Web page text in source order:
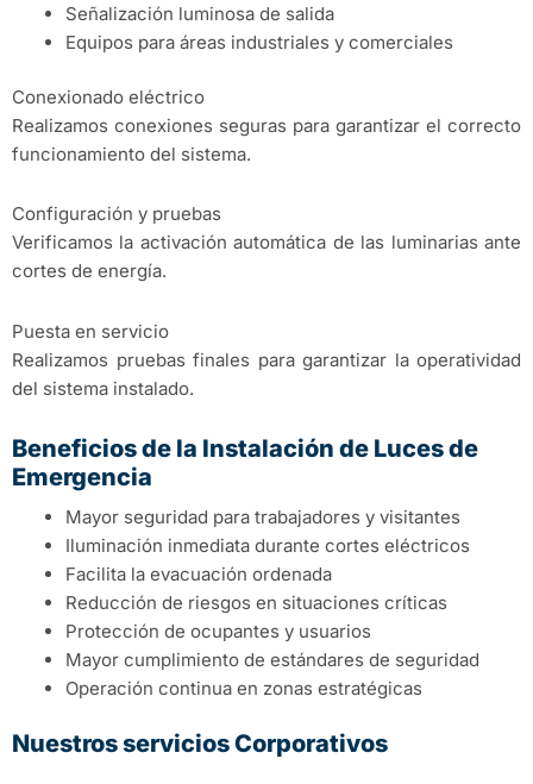
Señalización luminosa de salida
Equipos para áreas industriales y comerciales
Conexionado eléctrico
Realizamos conexiones seguras para garantizar el correcto
funcionamiento del sistema.
Configuración y pruebas
Verificamos la activación automática de las luminarias ante
cortes de energía.
Puesta en servicio
Realizamos pruebas finales para garantizar la operatividad
del sistema instalado.
Beneficios de la Instalación de Luces de
Emergencia
Mayor seguridad para trabajadores y visitantes
Iluminación inmediata durante cortes eléctricos
Facilita la evacuación ordenada
Reducción de riesgos en situaciones críticas
Protección de ocupantes y usuarios
Mayor cumplimiento de estándares de seguridad
Operación continua en zonas estratégicas
Nuestros servicios Corporativos